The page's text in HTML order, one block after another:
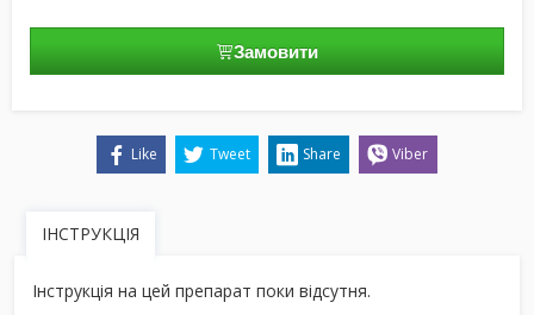
Замовити
Like Tweet Share Viber
ІНСТРУКЦІЯ
Інструкція на цей препарат поки відсутня.